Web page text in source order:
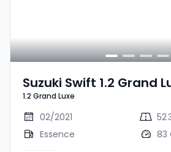
Suzuki Swift 1.2 Grand
1.2 Grand Luxe
02/2021
52
Essence
83